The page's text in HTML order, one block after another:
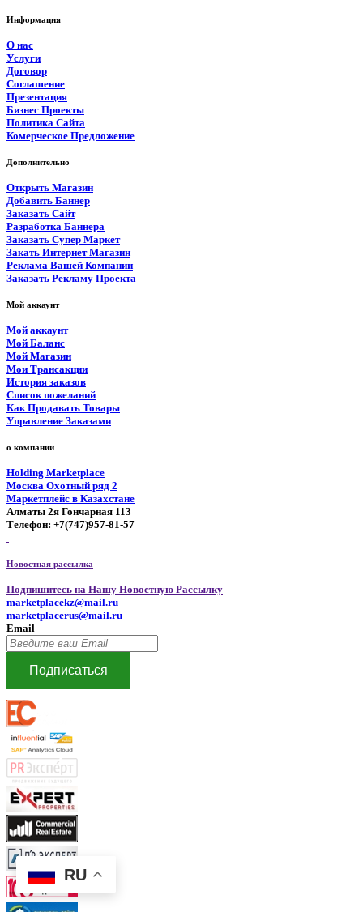
RU
Информация
О нас
Услуги
Договор
Соглашение
Презентация
Бизнес Проекты
Политика Сайта
Комерческое Предложение
Дополнительно
Открыть Магазин
Добавить Баннер
Заказать Сайт
Разработка Баннера
Заказать Супер Маркет
Закать Интернет Магазин
Реклама Вашей Компании
Заказать Рекламу Проекта
Мой аккаунт
Мой аккаунт
Мой Баланс
Мой Магазин
Мои Трансакции
История заказов
Список пожеланий
Как Продавать Товары
Управление Заказами
о компании
Holding Marketplace
Москва Охотный ряд 2
Маркетплейс в Казахстане
Алматы 2я Гончарная 113
Телефон: +7(747)957-81-57
Новостная рассылка
Подпишитесь на Нашу Новостную Рассылку
marketplacekz@mail.ru
marketplacerus@mail.ru
Email
Подписаться